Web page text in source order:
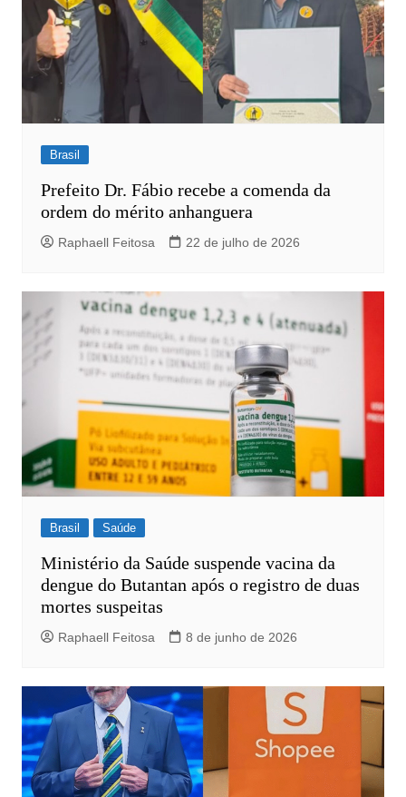
Brasil
Prefeito Dr. Fábio recebe a comenda da
ordem do mérito anhanguera
Raphaell Feitosa 22 de julho de 2026
Brasil Saúde
Ministério da Saúde suspende vacina da
dengue do Butantan após o registro de duas
mortes suspeitas
Raphaell Feitosa 8 de junho de 2026